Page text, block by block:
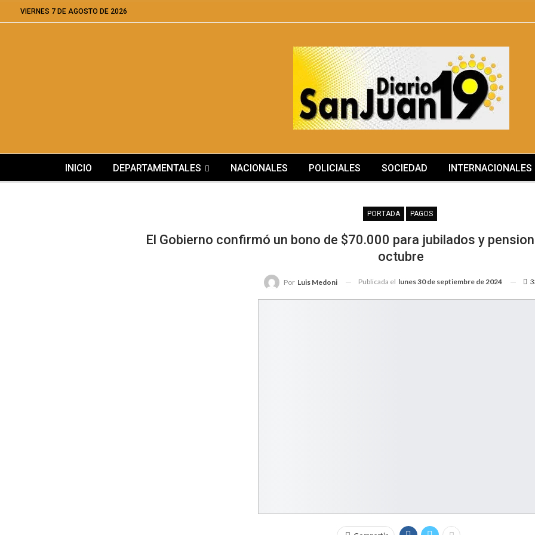
VIERNES 7 DE AGOSTO DE 2026
INICIO DEPARTAMENTALES NACIONALES POLICIALES SOCIEDAD INTERNACIONALES
PORTADA PAGOS
El Gobierno confirmó un bono de $70.000 para jubilados y
octubre
Por Luis Medoni Publicada el lunes 30 de septiembre de 2024